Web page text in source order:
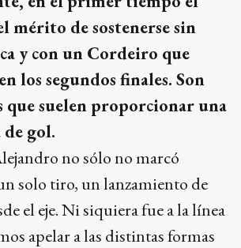
mérito de sostenerse sin
y con un Cordeiro que
los segundos finales. Son
que suelen proporcionar una
de gol.
no sólo no marcó
solo tiro, un lanzamiento de
el eje. Ni siquiera fue a la línea
apelar a las distintas formas